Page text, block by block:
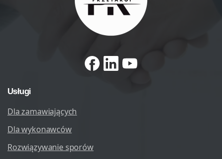
Usługi
Dla zamawiających
Dla wykonawców
Rozwiązywanie sporów